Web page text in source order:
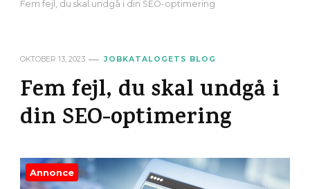
Fem fejl, du skal undgå i din SEO-optimering
OKTOBER 13, 2023 JOBKATALOGETS BLOG
Fem fejl, du skal undgå i
din SEO-optimering
Annonce